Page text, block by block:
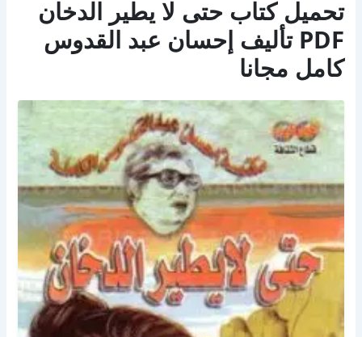
تحميل كتاب حتى لا يطير الدخان
PDF تأليف إحسان عبد القدوس
كامل مجانا